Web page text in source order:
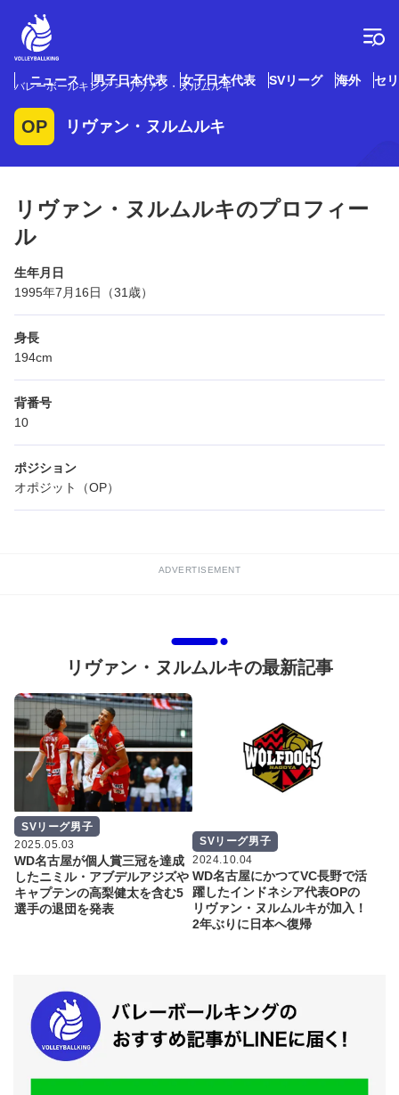
プ
ニュース 男子日本代表 女子日本代表 SVリーグ 海外 セ
バレーボールキング リヴァン・ヌルムルキ
OP リヴァン・ヌルムルキ
リヴァン・ヌルムルキのプロフィー
ル
生年月日
1995年7月16日（31歳）
身長
194cm
背番号
10
ポジション
オポジット（OP）
ADVERTISEMENT
リヴァン・ヌルムルキの最新記事
SVリーグ男子
2025.05.03
WD名古屋が個人賞三冠を達成
したニミル・アブデルアジズや
キャプテンの高梨健太を含む5
選手の退団を発表
SVリーグ男子
2024.10.04
WD名古屋にかつてVC長野で活
躍したインドネシア代表OPの
リヴァン・ヌルムルキが加入！
2年ぶりに日本へ復帰